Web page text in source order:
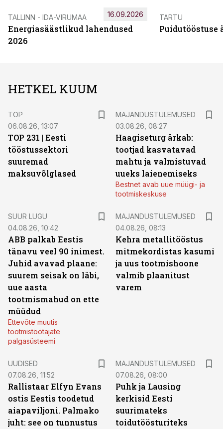
TALLINN - IDA-VIRUMAA
Energiasäästlikud lahendused
2026
16.09.2026 TARTU
Puidutööstuse
HETKEL KUUM
TOP
06.08.26, 13:07
TOP 231 | Eesti
tööstussektori
suuremad
maksuvõlglased
MAJANDUSTULEMUSED
03.08.26, 08:27
Haagiseturg ärkab:
tootjad kasvatavad
mahtu ja valmistuvad
uueks laienemiseks
Bestnet avab uue müügi- ja
tootmiskeskuse
SUUR LUGU
04.08.26, 10:42
ABB palkab Eestis
tänavu veel 90 inimest.
Juhid avavad plaane:
suurem seisak on läbi,
uue aasta
tootmismahud on ette
müüdud
Ettevõte muutis
tootmistöötajate
palgasüsteemi
MAJANDUSTULEMUSED
04.08.26, 08:13
Kehra metallitööstus
mitmekordistas kasumi
ja uus tootmishoone
valmib plaanitust
varem
UUDISED
07.08.26, 11:52
Rallistaar Elfyn Evans
ostis Eestis toodetud
aiapaviljoni. Palmako
juht: see on tunnustus
MAJANDUSTULEMUSED
07.08.26, 08:00
Puhk ja Lausing
kerkisid Eesti
suurimateks
toidutöösturiteks